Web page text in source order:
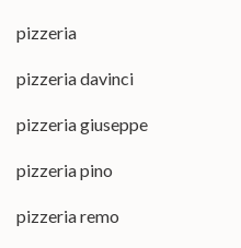
pizzeria
pizzeria davinci
pizzeria giuseppe
pizzeria pino
pizzeria remo